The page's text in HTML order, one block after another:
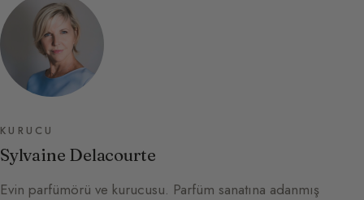
KURUCU
Sylvaine Delacourte
Evin parfümörü ve kurucusu. Parfüm sanatına adanmış